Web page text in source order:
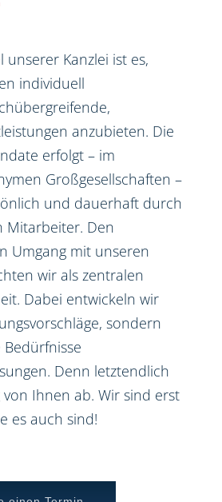
unserer Kanzlei ist es,
individuell
anzubieten. Die
erfolgt – im
Großgesellschaften –
und dauerhaft durch
Mitarbeiter. Den
Umgang mit unseren
wir als zentralen
Dabei entwickeln wir
sondern
Denn letztendlich
Ihnen ab. Wir sind erst
es auch sind!